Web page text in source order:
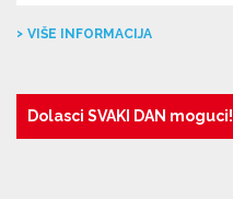
VIŠE INFORMACIJA
Dolasci SVAKI DAN moguci!